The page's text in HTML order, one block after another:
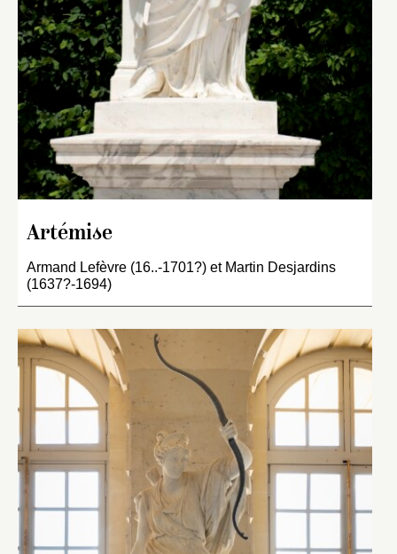
Artémise
Armand Lefèvre (16..-1701?) et Martin Desjardins
(1637?-1694)